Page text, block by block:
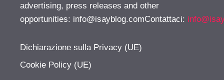
advertising, press releases and other
opportunities: info@isayblog.comContattaci:
Dichiarazione sulla Privacy (UE)
Cookie Policy (UE)